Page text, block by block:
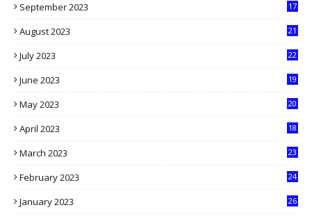
September 2023
17
August 2023
21
July 2023
22
June 2023
19
May 2023
20
April 2023
18
March 2023
23
February 2023
24
January 2023
26